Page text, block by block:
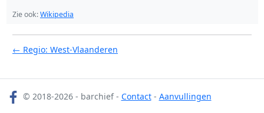
Zie ook:Wikipedia
← Regio: West-Vlaanderen
© 2018-2026 - barchief - Contact- Aanvullingen